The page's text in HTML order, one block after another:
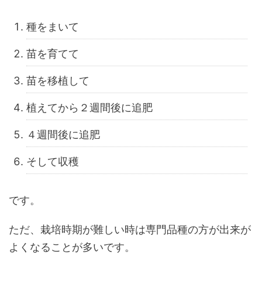
種をまいて
苗を育てて
苗を移植して
植えてから２週間後に追肥
４週間後に追肥
そして収穫
です。
ただ、栽培時期が難しい時は専門品種の方が出来が
よくなることが多いです。